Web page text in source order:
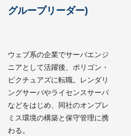
グループリーダー)
ウェブ系の企業でサーバエンジ
ニアとして活躍後、ポリゴン・
ピクチュアズに転職。レンダリ
ングサーバやライセンスサーバ
などをはじめ、同社のオンプレ
ミス環境の構築と保守管理に携
わる。